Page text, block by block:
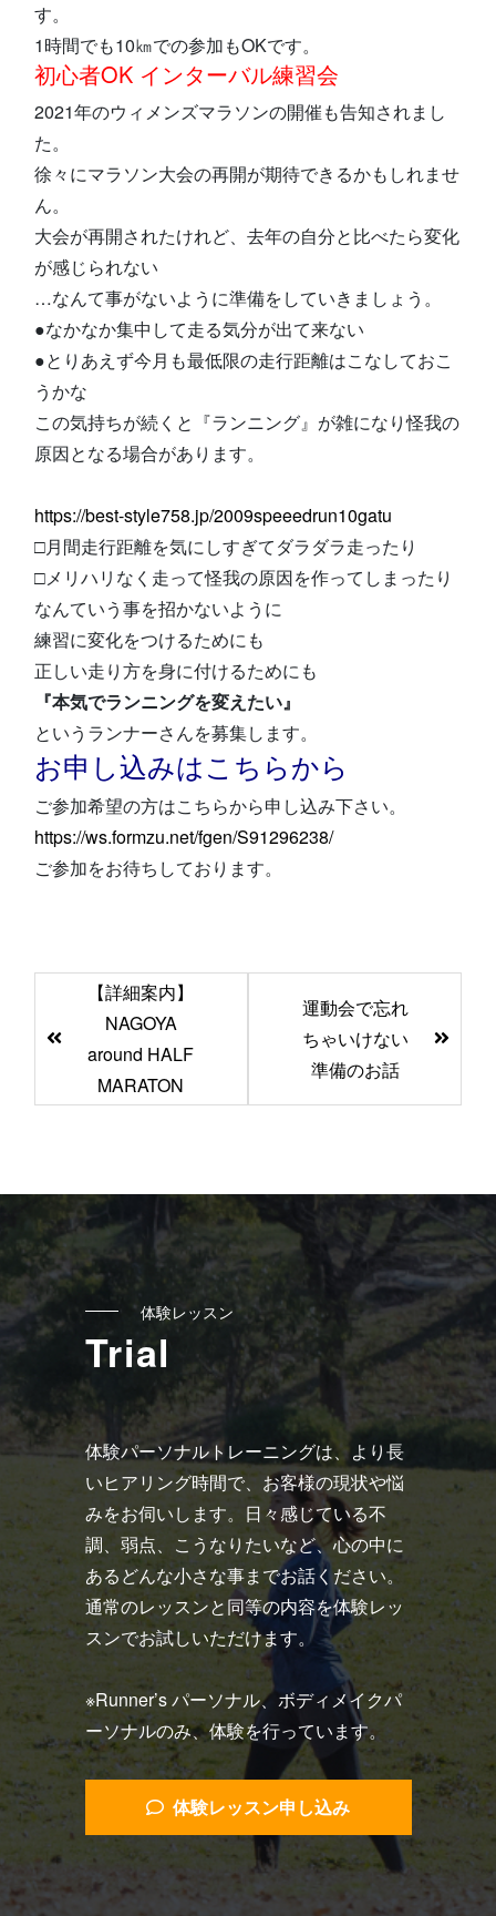
す。
1時間でも10㎞での参加もOKです。
初心者OK インターバル練習会
2021年のウィメンズマラソンの開催も告知されまし
た。
徐々にマラソン大会の再開が期待できるかもしれませ
ん。
大会が再開されたけれど、去年の自分と比べたら変化
が感じられない
…なんて事がないように準備をしていきましょう。
●なかなか集中して走る気分が出て来ない
●とりあえず今月も最低限の走行距離はこなしておこ
うかな
この気持ちが続くと『ランニング』が雑になり怪我の
原因となる場合があります。
https://best-style758.jp/2009speeedrun10gatu
□月間走行距離を気にしすぎてダラダラ走ったり
□メリハリなく走って怪我の原因を作ってしまったり
なんていう事を招かないように
練習に変化をつけるためにも
正しい走り方を身に付けるためにも
『本気でランニングを変えたい』
というランナーさんを募集します。
お申し込みはこちらから
ご参加希望の方はこちらから申し込み下さい。
https://ws.formzu.net/fgen/S91296238/
ご参加をお待ちしております。
の
の
リ
ン
ク
【詳細案内】
NAGOYA
around HALF
MARATON
運動会で忘れ
ちゃいけない
準備のお話
体験レッスン
Trial
体験パーソナルトレーニングは、より長
いヒアリング時間で、お客様の現状や悩
みをお伺いします。日々感じている不
調、弱点、こうなりたいなど、心の中に
あるどんな小さな事までお話ください。
通常のレッスンと同等の内容を体験レッ
スンでお試しいただけます。
※Runner’s パーソナル、ボディメイクパ
ーソナルのみ、体験を行っています。
体験レッスン申し込み